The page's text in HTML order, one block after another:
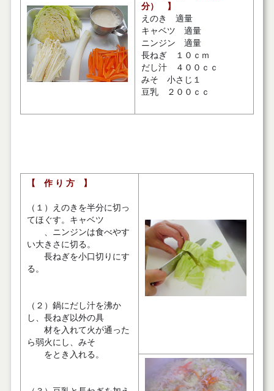
分） 】
えのき 適量
キャベツ 適量
ニンジン 適量
長ねぎ １０ｃｍ
だし汁 ４００ｃｃ
みそ 小さじ１
豆乳 ２００ｃｃ
【 作 り 方 】
（１）えのきを半分に切っ
てほぐす。キャベツ
、ニンジンは食べやす
い大きさに切る。
長ねぎを小口切りにす
る。
（２）鍋にだし汁を沸か
し、長ねぎ以外の具
材を入れて火が通った
ら弱火にし、みそ
をとき入れる。